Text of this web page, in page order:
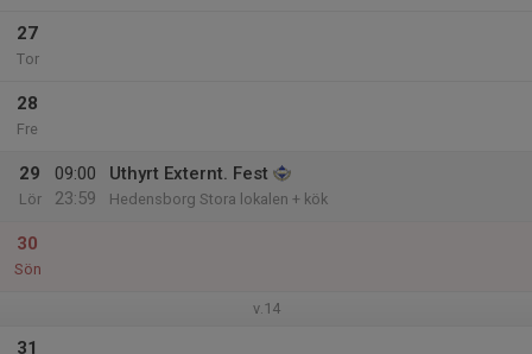
27
Tor
28
Fre
29
Lör
09:00
23:59
Uthyrt Externt. Fest
Hedensborg Stora lokalen + kök
30
Sön
v.14
31